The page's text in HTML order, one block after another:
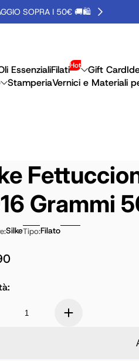
SOPRA I 50€ 🚚🛍️
EssenzialiFilatiHot Gift Card
StamperiaVernici e Materiali
Grammi
SilkeTipo:Filato
normale